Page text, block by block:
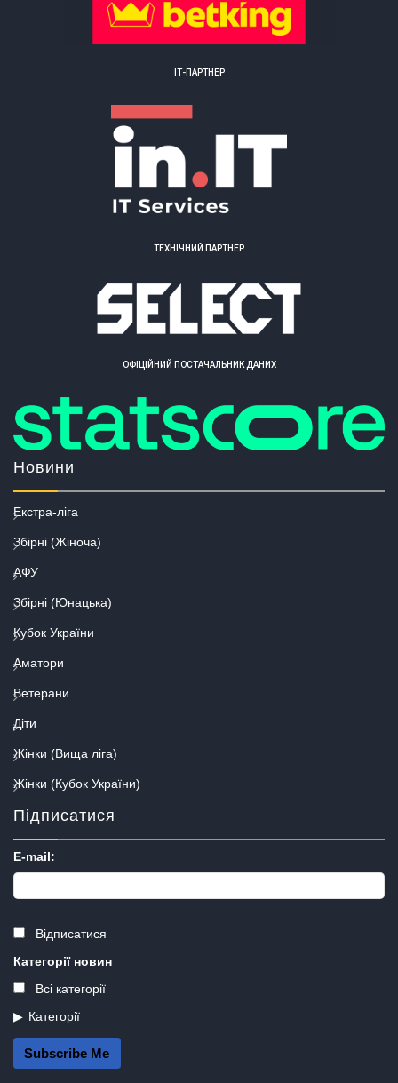
ІТ-ПАРТНЕР
ТЕХНІЧНИЙ ПАРТНЕР
ОФІЦІЙНИЙ ПОСТАЧАЛЬНИК ДАНИХ
Новини
Екстра-ліга
Збірні (Жіноча)
АФУ
Збірні (Юнацька)
Кубок України
Аматори
Ветерани
Діти
Жінки (Вища ліга)
Жінки (Кубок України)
Підписатися
E-mail:
Відписатися
Категорії новин
Всі категорії
Категорії
Subscribe Me